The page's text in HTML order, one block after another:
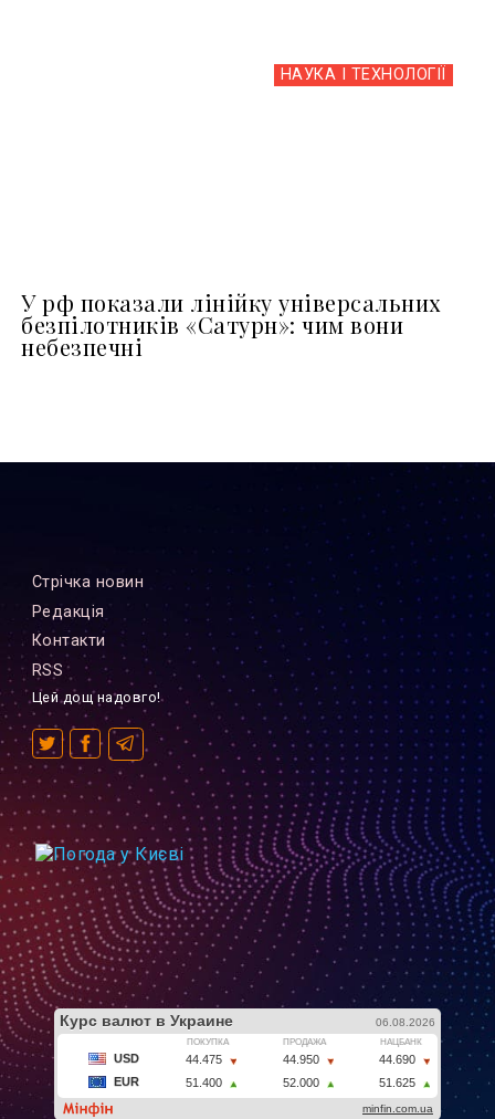
НАУКА І ТЕХНОЛОГІЇ
У рф показали лінійку універсальних
безпілотників «Сатурн»: чим вони
небезпечні
Стрiчка новин
Редакцiя
Контакти
RSS
Цей дощ надовго!